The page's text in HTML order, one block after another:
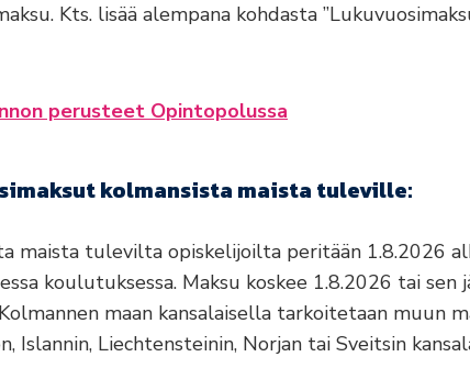
Kts. lisää alempana kohdasta
perusteet Opintopolussa
sivustolle
kolmansista maista tuleville:
maista tulevilta opiskelijoilta peritään 1.8.2026
koulutuksessa. Maksu koskee 1.8.2026 tai sen
maan kansalaisella tarkoitetaan muun
Islannin, Liechtensteinin, Norjan tai Sveitsin